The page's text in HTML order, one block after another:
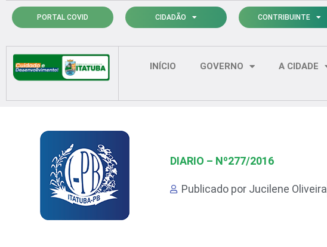
para
conteúdo
PORTAL COVID CIDADÃO CONTRIBUINTE
INÍCIO GOVERNO A CIDADE
DIARIO – Nº277/2016
Publicado por Jucilene Oliveira